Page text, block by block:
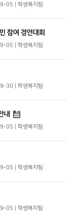
05 | 학생복지팀
참여 경연대회
05 | 학생복지팀
30 | 학생복지팀
내
05 | 학생복지팀
05 | 학생복지팀
05 | 학생복지팀